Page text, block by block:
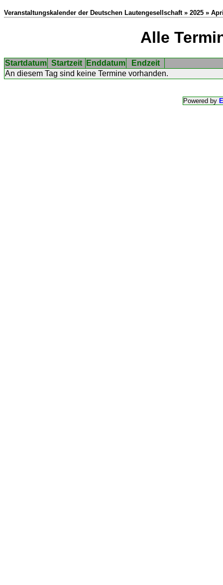
Veranstaltungskalender der Deutschen Lautengesellschaft » 2025 »
Alle
Startdatum Startzeit Enddatum
Endzeit
An diesem Tag sind keine Termine vorhanden.
Powered by